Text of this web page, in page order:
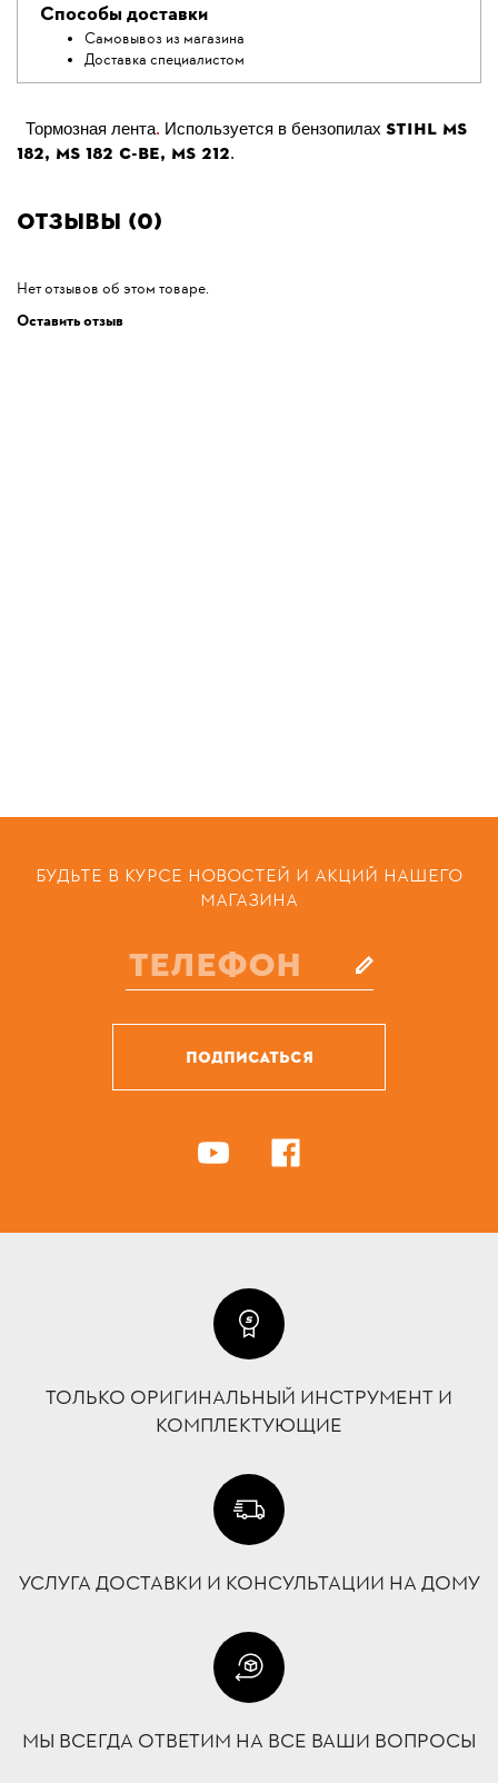
Способы доставки
Самовывоз из магазина
Доставка специалистом
Тормозная лента. Используется в бензопилах Stihl ms
182, MS 182 C-BE, MS 212.
Отзывы (0)
Нет отзывов об этом товаре.
Оставить отзыв
БУДЬТЕ В КУРСЕ НОВОСТЕЙ И АКЦИЙ НАШЕГО
МАГАЗИНА
ПОДПИСАТЬСЯ
ТОЛЬКО ОРИГИНАЛЬНЫЙ ИНСТРУМЕНТ И
КОМПЛЕКТУЮЩИЕ
УСЛУГА ДОСТАВКИ И КОНСУЛЬТАЦИИ НА ДОМУ
МЫ ВСЕГДА ОТВЕТИМ НА ВСЕ ВАШИ ВОПРОСЫ